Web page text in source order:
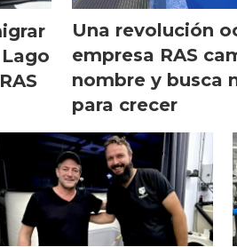
Una revolución
empresa RAS
nombre y busca
para crecer